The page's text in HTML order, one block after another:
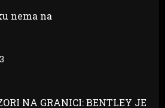
nema na